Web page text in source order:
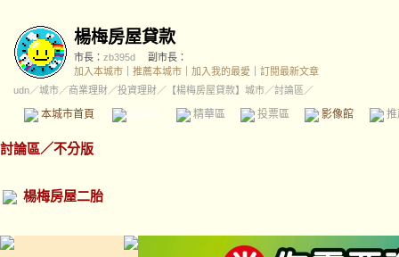
楊梅房屋貸款
市長： zb395d
副市長：
加入本城市
推薦本城市 加入我的最愛
訂閱最新文章
udn／城市／商業理財／投資理財／ 【楊梅房屋貸款】城市／討論區／
本城市首頁 精華區 投票區 影像館
討論區／不分版
楊梅房屋二胎